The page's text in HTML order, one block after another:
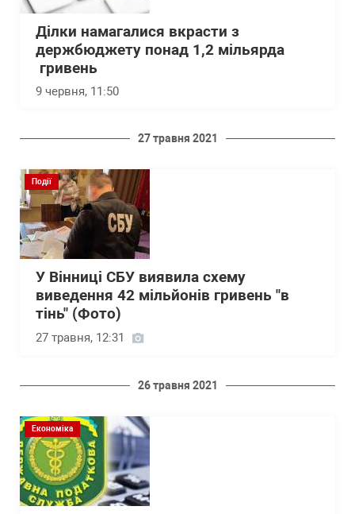
Ділки намагалися вкрасти з
держбюджету понад 1,2 мільярда
гривень
9 червня, 11:50
27 травня 2021
Події
У Вінниці СБУ виявила схему
виведення 42 мільйонів гривень "в
тінь" (Фото)
27 травня, 12:31
26 травня 2021
Економіка